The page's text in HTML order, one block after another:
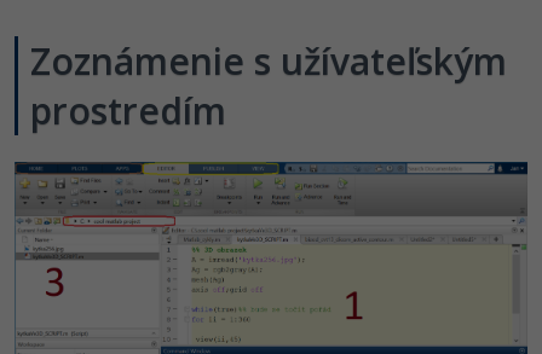
Zoznámenie s užívateľským
prostredím